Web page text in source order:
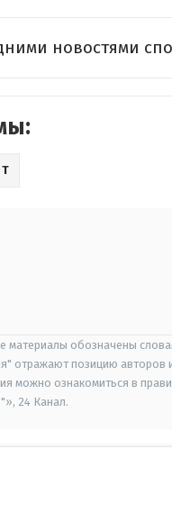
новостями
материалы обозначены
отражают позицию
можно ознакомиться в
24 Канал.